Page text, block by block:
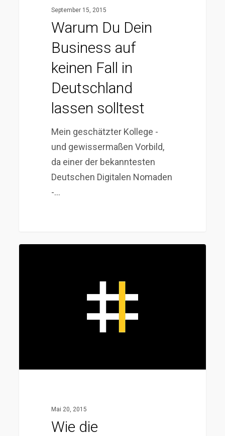
September 15, 2015
Warum Du Dein
Business auf
keinen Fall in
Deutschland
lassen solltest
Mein geschätzter Kollege -
und gewissermaßen Vorbild,
da einer der bekanntesten
Deutschen Digitalen Nomaden
-…
Mai 20, 2015
Wie die